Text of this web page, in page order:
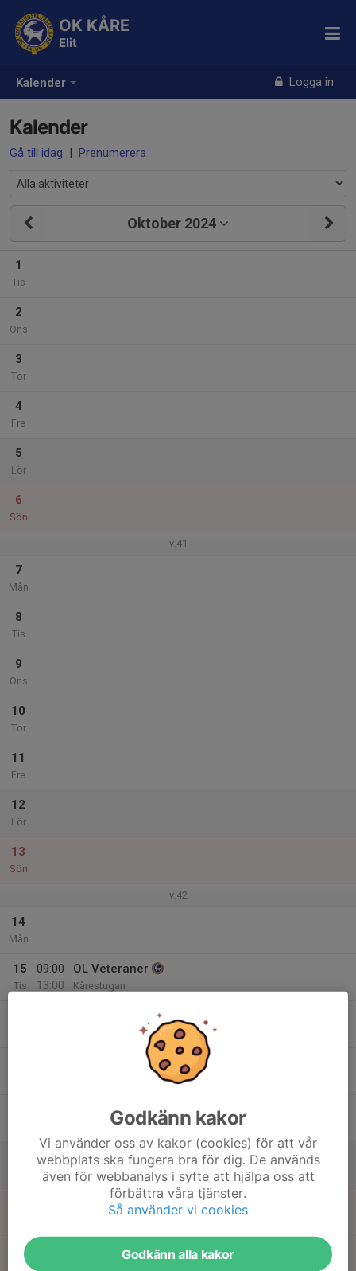
Kalender Logga in
OK KÅRE
Elit
Kalender
Gå till idag | Prenumerera
Oktober 2024
1
Tis
2
Ons
3
Tor
4
Fre
5
Lör
6
Sön
v.41
7
Mån
8
Tis
9
Ons
10
Tor
11
Fre
12
Lör
13
Sön
v.42
14
Mån
15
Tis
09:00
13:00
OL Veteraner
Kårestugan
Privat bokning Tjälmo Godegård
Kårestugan
00:00
00:00
Privat bokning Tjälmo Godegård
Kårestugan
Privat bokning Tjälmo Godegård
Privat bokning SIF
Godkänn kakor
Vi använder oss av kakor (cookies) för att vår
webbplats ska fungera bra för dig. De används
även för webbanalys i syfte att hjälpa oss att
förbättra våra tjänster.
Så använder vi cookies
Godkänn alla kakor